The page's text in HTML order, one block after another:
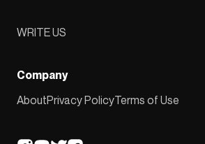
WRITE US
Company
AboutPrivacy PolicyTerms of Use